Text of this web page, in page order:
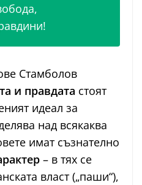
Стамболов
и правдата стоят
идеал за
над всякаква
имат съзнателно
– в тях се
власт („паши“),